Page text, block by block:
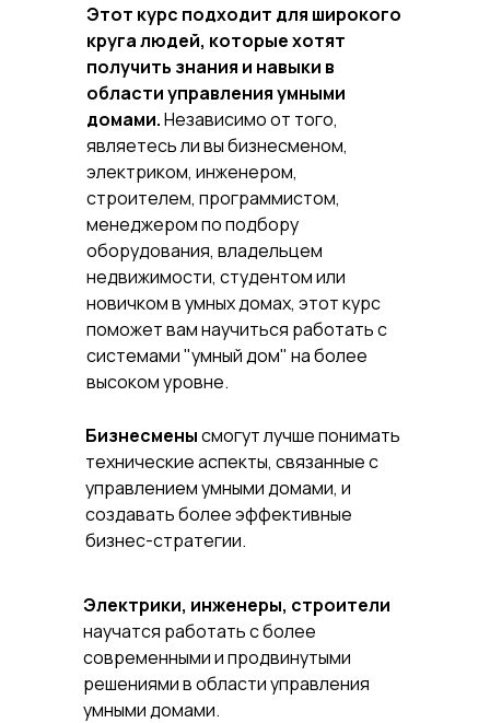
Этот курс подходит для широкого
круга людей, которые хотят
получить знания и навыки в
области управления умными
домами.Независимо от того,
являетесь ли вы бизнесменом,
электриком, инженером,
строителем, программистом,
менеджером по подбору
оборудования, владельцем
недвижимости, студентом или
новичком в умных домах, этот курс
поможет вам научиться работать с
системами "умный дом" на более
высоком уровне.
Бизнесменысмогут лучше понимать
технические аспекты, связанные с
управлением умными домами, и
создавать более эффективные
бизнес-стратегии.
Электрики, инженеры, строители
научатся работать с более
современными и продвинутыми
решениями в области управления
умными домами.